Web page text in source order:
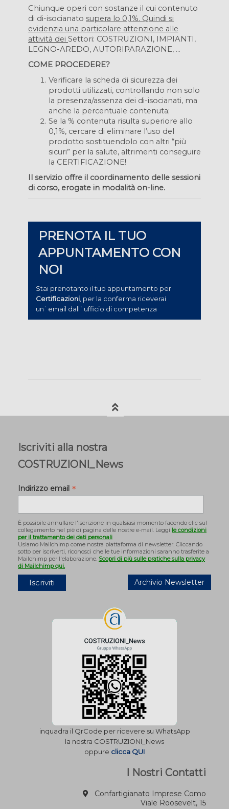
Chiunque operi con sostanze il cui contenuto
di di-isocianato supera lo 0,1%. Quindi si
evidenzia una particolare attenzione alle
attività dei Settori: COSTRUZIONI, IMPIANTI,
LEGNO-AREDO, AUTORIPARAZIONE, …
COME PROCEDERE?
Verificare la scheda di sicurezza dei
prodotti utilizzati, controllando non solo
la presenza/assenza dei di-isocianati, ma
anche la percentuale contenuta;
Se la % contenuta risulta superiore allo
0,1%, cercare di eliminare l’uso del
prodotto sostituendolo con altri “più
sicuri” per la salute, altrimenti conseguire
la CERTIFICAZIONE!
Il servizio offre il coordinamento delle sessioni
di corso, erogate in modalità on-line.
PRENOTA IL TUO
APPUNTAMENTO CON
NOI
Stai prenotanto il tuo appuntamento per
Certificazioni , per la conferma riceverai
un`email dall`ufficio di competenza
Iscriviti alla nostra
COSTRUZIONI_News
Indirizzo email *
È possibile annullare l'iscrizione in qualsiasi momento facendo clic sul
collegamento nel piè di pagina delle nostre e-mail. Leggi le condizioni
per il trattamento dei dati personali
Usiamo Mailchimp come nostra piattaforma di newsletter. Cliccando
sotto per iscriverti, riconosci che le tue informazioni saranno trasferite a
Mailchimp per l'elaborazione. Scopri di più sulle pratiche sulla privacy
di Mailchimp qui.
Archivio Newsletter
inquadra il QrCode per ricevere su WhatsApp
la nostra COSTRUZIONI_News
oppure clicca QUI
I Nostri Contatti
Confartigianato Imprese Como
Viale Roosevelt, 15